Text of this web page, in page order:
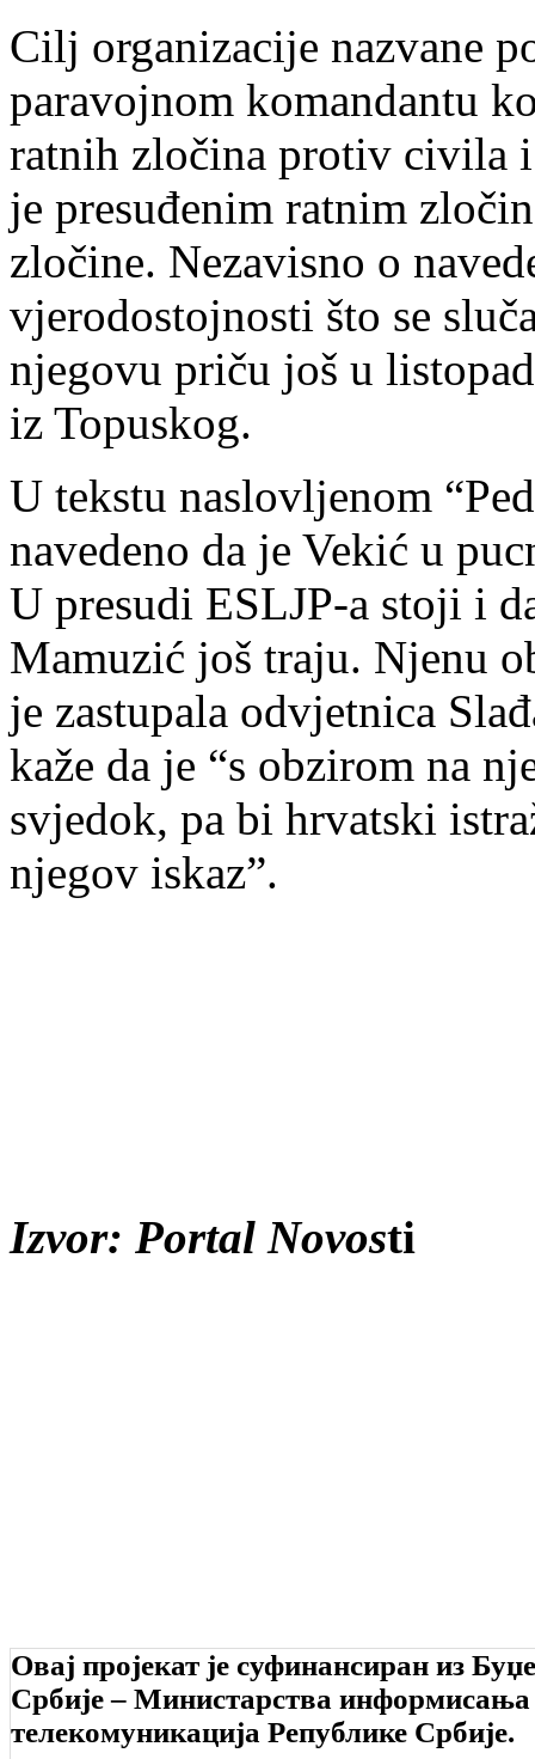
Cilj organizacije nazvane
paravojnom komandantu
ratnih zločina protiv civila
je presuđenim ratnim
zločine. Nezavisno o
vjerodostojnosti što se
njegovu priču još u
iz Topuskog.
U tekstu naslovljenom
navedeno da je Vekić u
U presudi ESLJP-a stoji i
Mamuzić još traju. Njenu
je zastupala odvjetnica
kaže da je “s obzirom na
svjedok, pa bi hrvatski
njegov iskaz”.
Izvor: Portal Novosti
Овај пројекат је суфинансиран из
Србије – Министарства
телекомуникација Републике Србије.